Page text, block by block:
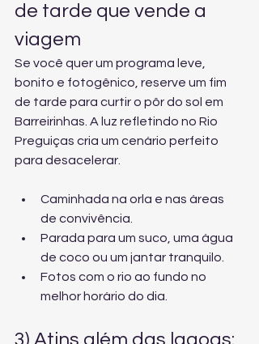
de tarde que vende a
viagem
Se você quer um programa leve,
bonito e fotogênico, reserve um fim
de tarde para curtir o pôr do sol em
Barreirinhas. A luz refletindo no Rio
Preguiças cria um cenário perfeito
para desacelerar.
Caminhada na orla e nas áreas
de convivência.
Parada para um suco, uma água
de coco ou um jantar tranquilo.
Fotos com o rio ao fundo no
melhor horário do dia.
3) Atins além das lagoas: